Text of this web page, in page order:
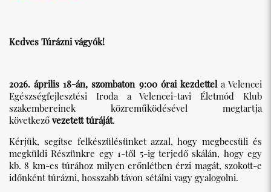
Kedves Túrázni vágyók!
2026. április 18-án, szombaton 9:00 órai kezdettela Velencei
Egészségfejlesztési Iroda a Velencei-tavi Életmód Klub
szakembereinek közreműködésével megtartja
következő vezetett túráját.
Kérjük, segítse felkészülésünket azzal, hogy megbecsüli és
megküldi Részünkre egy 1-től 5-ig terjedő skálán, hogy egy
kb. 8 km-es túrához milyen erőnlétben érzi magát, szokott-e
időnként túrázni, hosszabb távon sétálni vagy gyalogolni.